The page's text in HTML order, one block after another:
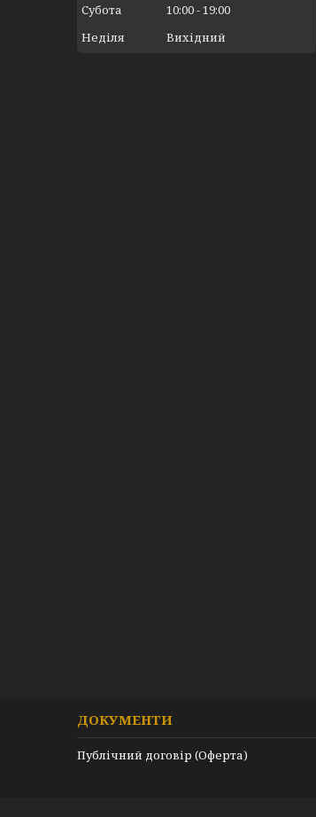
Субота
10:00 19:00
Неділя
Вихідний
ДОКУМЕНТИ
Публічний договір (Оферта)